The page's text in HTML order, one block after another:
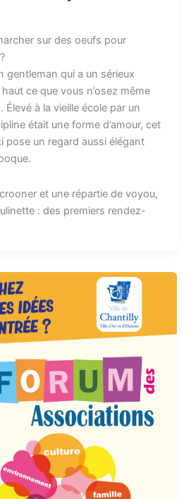
sur des oeufs pour
gentleman qui a un sérieux
ce que vous n’osez même
à la vieille école par un
était une forme d’amour, cet
pose un regard aussi élégant
et une répartie de voyou,
: des premiers rendez-